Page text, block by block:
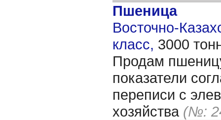
Пшеница
Восточно-
класс, 3000
Продам
показатели
переписи с
хозяйства (№: